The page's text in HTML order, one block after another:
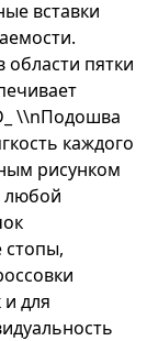
вставки
пятки
\\nПодошва
каждого
рисунком
любой
стопы,
для